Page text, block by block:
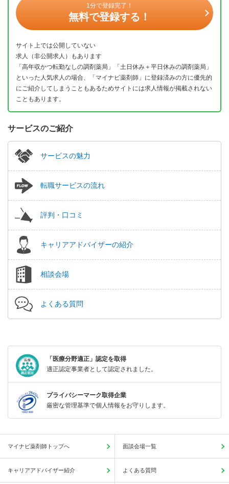
1分で登録完了！
無料で登録する！
サイト上では公開していない
求人（非公開求人）もあります
「高年収かつ転勤なしの調剤薬局」「土日休み＋平日休みの調剤薬局」
といった人気求人の場合、「マイナビ薬剤師」に登録済みの方に優先的
にご紹介してしまうこともあるためサイトには求人情報が掲載されない
こともあります。
サービスのご紹介
サービスの魅力
転職サービスの流れ
評判・口コミ
キャリアアドバイザーの紹介
相談会場
よくある質問
「医療分野適正」認定を取得
適正認定事業者として認定されました。
プライバシーマーク取得企業
厳密な管理基準で個人情報をお守りします。
マイナビ薬剤師トップへ 面談会場一覧
キャリアアドバイザー紹介 よくある質問